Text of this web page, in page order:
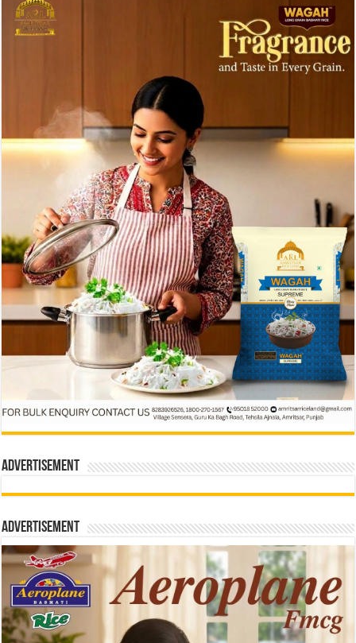
Advertisement
Advertisement